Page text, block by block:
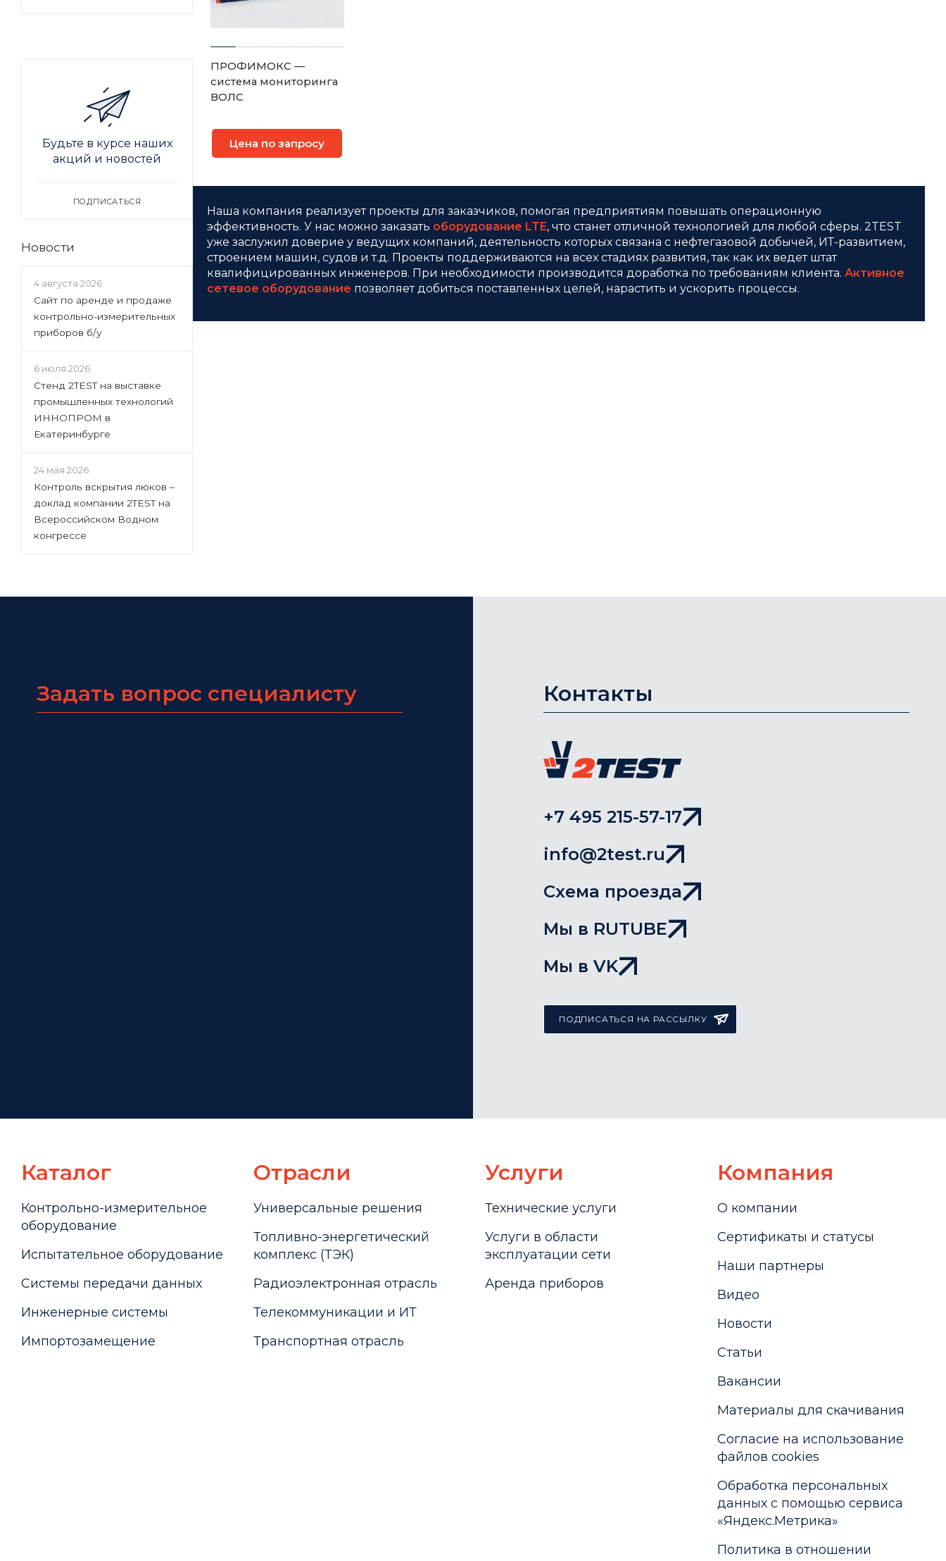
ПРОФИМОКС —
система мониторинга
ВОЛС
Цена по запросу
Наша компания реализует проекты для заказчиков, помогая предприятиям повышать операционную
эффективность. У нас можно заказать оборудование LTE, что станет отличной технологией для любой сферы. 2TEST
уже заслужил доверие у ведущих компаний, деятельность которых связана с нефтегазовой добычей, ИТ-развитием,
строением машин, судов и т.д. Проекты поддерживаются на всех стадиях развития, так как их ведет штат
квалифицированных инженеров. При необходимости производится доработка по требованиям клиента. Активное
сетевое оборудование позволяет добиться поставленных целей, нарастить и ускорить процессы.
Будьте в курсе наших
акций и новостей
ПОДПИСАТЬСЯ
Новости
4 августа 2026
Сайт по аренде и продаже
контрольно-измерительных
приборов б/у
6 июля 2026
Стенд 2TEST на выставке
промышленных технологий
ИННОПРОМ в
Екатеринбурге
24 мая 2026
Контроль вскрытия люков –
доклад компании 2TEST на
Всероссийском Водном
конгрессе
Задать вопрос специалисту Контакты
+7 495 215-57-17
info@2test.ru
Схема проезда
Мы в RUTUBE
Мы в VK
ПОДПИСАТЬСЯ НА РАССЫЛКУ
Каталог
Контрольно-измерительное
оборудование
Испытательное оборудование
Системы передачи данных
Инженерные системы
Импортозамещение
Отрасли
Универсальные решения
Топливно-энергетический
комплекс (ТЭК)
Радиоэлектронная отрасль
Телекоммуникации и ИТ
Транспортная отрасль
Услуги
Технические услуги
Услуги в области
эксплуатации сети
Аренда приборов
Компания
О компании
Сертификаты и статусы
Наши партнеры
Видео
Новости
Статьи
Вакансии
Материалы для скачивания
Cогласие на использование
файлов cookies
Обработка персональных
данных с помощью сервиса
«Яндекс.Метрика»
Политика в отношении